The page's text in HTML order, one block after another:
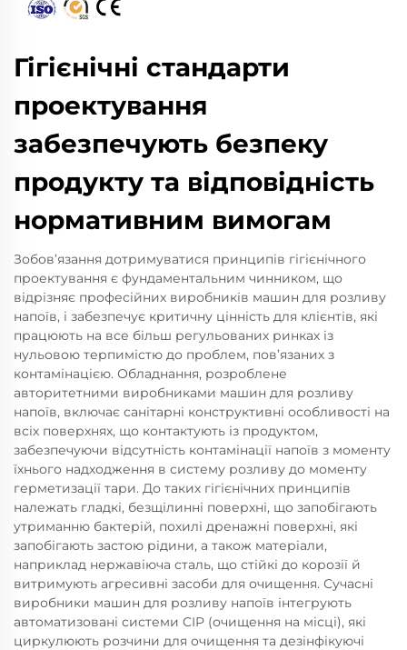
Гігієнічні стандарти
проектування
забезпечують безпеку
продукту та відповідність
нормативним вимогам
Зобов’язання дотримуватися принципів гігієнічного
проектування є фундаментальним чинником, що
відрізняє професійних виробників машин для розливу
напоїв, і забезпечує критичну цінність для клієнтів, які
працюють на все більш регульованих ринках із
нульовою терпимістю до проблем, пов’язаних з
контамінацією. Обладнання, розроблене
авторитетними виробниками машин для розливу
напоїв, включає санітарні конструктивні особливості на
всіх поверхнях, що контактують із продуктом,
забезпечуючи відсутність контамінації напоїв з моменту
їхнього надходження в систему розливу до моменту
герметизації тари. До таких гігієнічних принципів
належать гладкі, безщілинні поверхні, що запобігають
утриманню бактерій, похилі дренажні поверхні, які
запобігають застою рідини, а також матеріали,
наприклад нержавіюча сталь, що стійкі до корозії й
витримують агресивні засоби для очищення. Сучасні
виробники машин для розливу напоїв інтегрують
автоматизовані системи CIP (очищення на місці), які
циркулюють розчини для очищення та дезінфікуючі